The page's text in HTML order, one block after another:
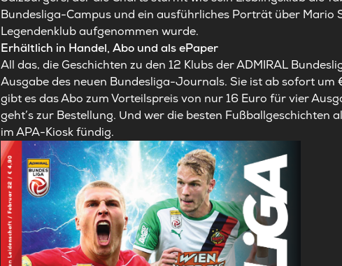
Bundesliga-Campus und ein ausführliches Porträt über Mario
Legendenklub aufgenommen wurde.
Erhältlich in Handel, Abo und als ePaper
All das, die Geschichten zu den 12 Klubs der ADMIRAL
Ausgabe des neuen Bundesliga-Journals. Sie ist ab sofort
gibt es das Abo zum Vorteilspreis von nur 16 Euro für vier
geht’s zur Bestellung. Und wer die besten Fußballgeschichten
im APA-Kiosk fündig.